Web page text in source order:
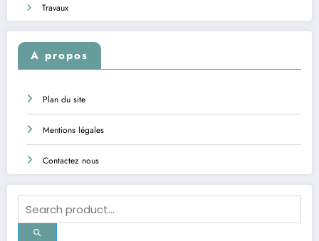
Travaux
A propos
Plan du site
Mentions légales
Contactez nous